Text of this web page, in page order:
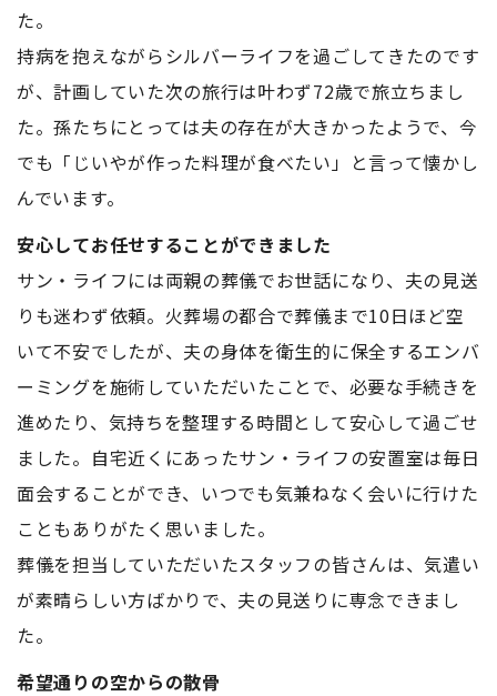
た。
持病を抱えながらシルバーライフを過ごしてきたのです
が、計画していた次の旅行は叶わず72歳で旅立ちまし
た。孫たちにとっては夫の存在が大きかったようで、今
でも「じいやが作った料理が食べたい」と言って懐かし
んでいます。
安心してお任せすることができました
サン・ライフには両親の葬儀でお世話になり、夫の見送
りも迷わず依頼。火葬場の都合で葬儀まで10日ほど空
いて不安でしたが、夫の身体を衛生的に保全するエンバ
ーミングを施術していただいたことで、必要な手続きを
進めたり、気持ちを整理する時間として安心して過ごせ
ました。自宅近くにあったサン・ライフの安置室は毎日
面会することができ、いつでも気兼ねなく会いに行けた
こともありがたく思いました。
葬儀を担当していただいたスタッフの皆さんは、気遣い
が素晴らしい方ばかりで、夫の見送りに専念できまし
た。
希望通りの空からの散骨